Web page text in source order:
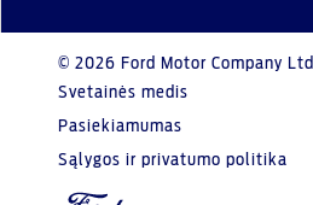
© 2026 Ford Motor Company Ltd
Svetainės medis
Pasiekiamumas
Sąlygos ir privatumo politika